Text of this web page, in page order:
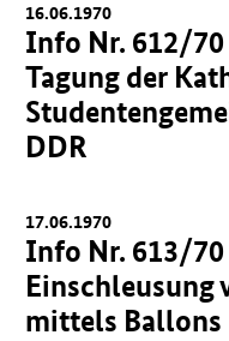
16.06.1970
Info Nr. 612/70
Tagung der
DDR
17.06.1970
Info Nr. 613/70
Einschleusung
mittels Ballons